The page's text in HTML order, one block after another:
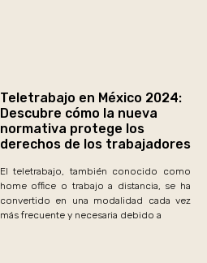
Teletrabajo en México 2024:
Descubre cómo la nueva
normativa protege los
derechos de los trabajadores
El teletrabajo, también conocido como
home office o trabajo a distancia, se ha
convertido en una modalidad cada vez
más frecuente y necesaria debido a